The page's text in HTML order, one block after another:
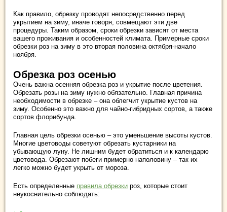
Как правило, обрезку проводят непосредственно перед
укрытием на зиму, иначе говоря, совмещают эти две
процедуры. Таким образом, сроки обрезки зависят от места
вашего проживания и особенностей климата. Примерные сроки
обрезки роз на зиму в это вторая половина октября-начало
ноября.
Обрезка роз осенью
Очень важна осенняя обрезка роз и укрытие после цветения.
Обрезать розы на зиму нужно обязательно. Главная причина
необходимости в обрезке – она облегчит укрытие кустов на
зиму. Особенно это важно для чайно-гибридных сортов, а также
сортов флорибунда.
Главная цель обрезки осенью – это уменьшение высоты кустов.
Многие цветоводы советуют обрезать кустарники на
убывающую луну. Не лишним будет обратиться и к календарю
цветовода. Обрезают побеги примерно наполовину – так их
легко можно будет укрыть от мороза.
Есть определенные правила обрезки роз, которые стоит
неукоснительно соблюдать: